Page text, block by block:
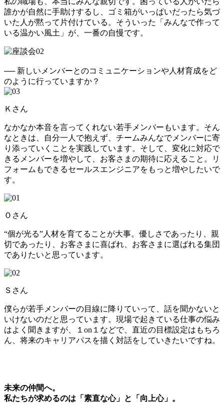
誰かが自然に手助けするし、ゴミ箱がいっぱいだったら気づ
いた人が黙って片付けている。そういった「みんなで作って
いる温かい風土」が、一番の自慢です。
── 新しいメンバーとのコミュニケーションや人材育成をど
のように行っていますか？
Ｋさん
なかなか本音を言ってくれない若手メンバーもいます。そん
なときは、自分一人で抱えず、チームみんなでメンバーに寄
り添っていくことを実践しています。そして、変化に対応で
きるメンバーを増やして、お客さまの期待に応えること。リ
フォームもできるセールスエンジニアをもっと増やしたいで
す。
Ｏさん
“個が光る”人材を育てることが大事。優しさであったり、親
切であったり、お客さまに喜ばれ、お客さまに選ばれる集団
でありたいと思っています。
Ｓさん
僕らが若手メンバーの目線に降りていって、話を聞かないと
いけないのだと思っています。現場で起きている仕事の悩み
はよく聞きますが、１on１などで、直近の目標設定はもちろ
ん、将来のキャリアパスを描く対話をしていきたいですね。
未来の仲間へ。
私たちが求めるのは「素直な心」と「向上心」。